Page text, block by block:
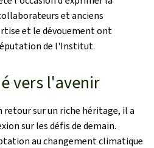
et anciens
et le dévouement ont
de l'Institut.
vers l'avenir
retour sur un riche héritage, il a
sur les défis de demain.
au changement climatique